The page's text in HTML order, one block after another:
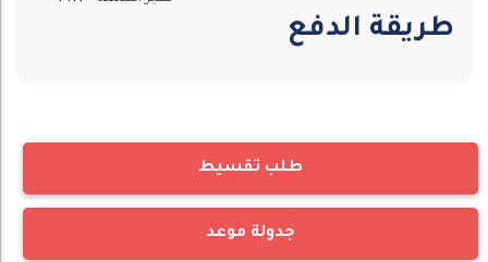
طريقة الدفع
طلب تقسيط
جدولة موعد